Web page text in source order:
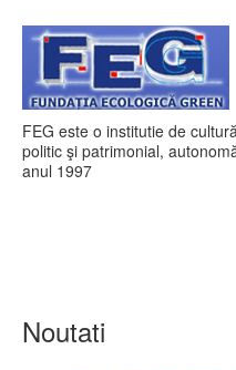
FEG este o institutie de
politic şi patrimonial,
anul 1997
Noutati